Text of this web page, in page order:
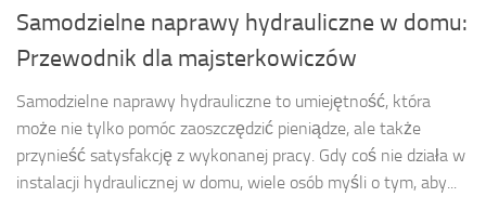
Samodzielne naprawy hydrauliczne w domu:
Przewodnik dla majsterkowiczów
Samodzielne naprawy hydrauliczne to umiejętność, która
może nie tylko pomóc zaoszczędzić pieniądze, ale także
przynieść satysfakcję z wykonanej pracy. Gdy coś nie działa w
instalacji hydraulicznej w domu, wiele osób myśli o tym, aby...